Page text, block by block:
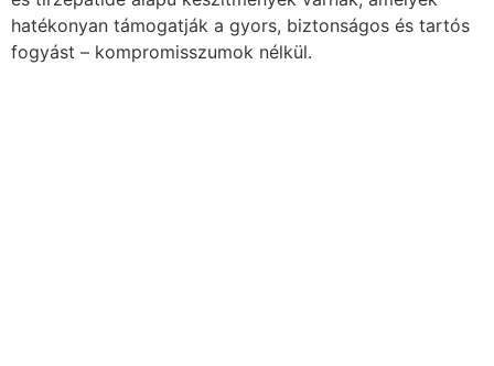
hatékonyan támogatják a gyors, biztonságos és tartós
fogyást – kompromisszumok nélkül.